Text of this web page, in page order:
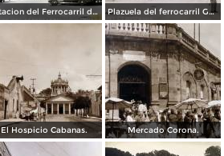
Estacion del Ferrocarril de Guadalajara, Jalisco. Plazuela del ferrocarril Guadalajara, Jalisco.
El Hospicio Cabanas. Mercado Corona.